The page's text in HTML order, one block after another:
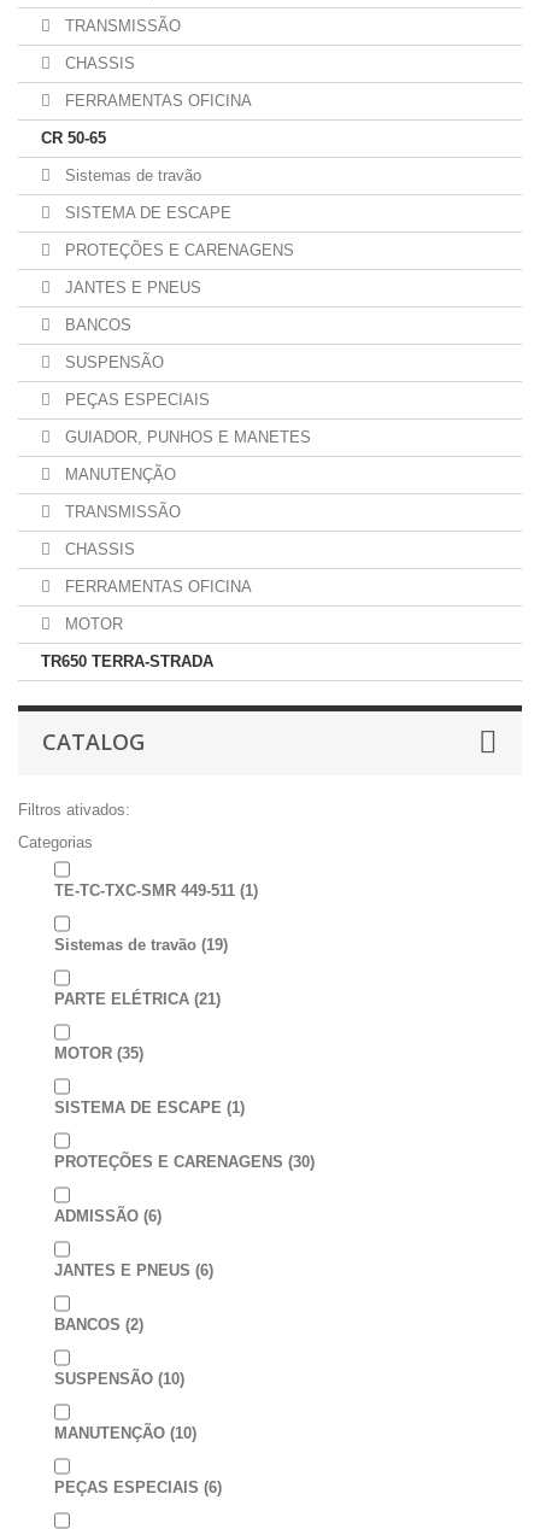
TRANSMISSÃO
CHASSIS
FERRAMENTAS OFICINA
CR 50-65
Sistemas de travão
SISTEMA DE ESCAPE
PROTEÇÕES E CARENAGENS
JANTES E PNEUS
BANCOS
SUSPENSÃO
PEÇAS ESPECIAIS
GUIADOR, PUNHOS E MANETES
MANUTENÇÃO
TRANSMISSÃO
CHASSIS
FERRAMENTAS OFICINA
MOTOR
TR650 TERRA-STRADA
CATALOG
Filtros ativados:
Categorias
TE-TC-TXC-SMR 449-511 (1)
Sistemas de travão (19)
PARTE ELÉTRICA (21)
MOTOR (35)
SISTEMA DE ESCAPE (1)
PROTEÇÕES E CARENAGENS (30)
ADMISSÃO (6)
JANTES E PNEUS (6)
BANCOS (2)
SUSPENSÃO (10)
MANUTENÇÃO (10)
PEÇAS ESPECIAIS (6)